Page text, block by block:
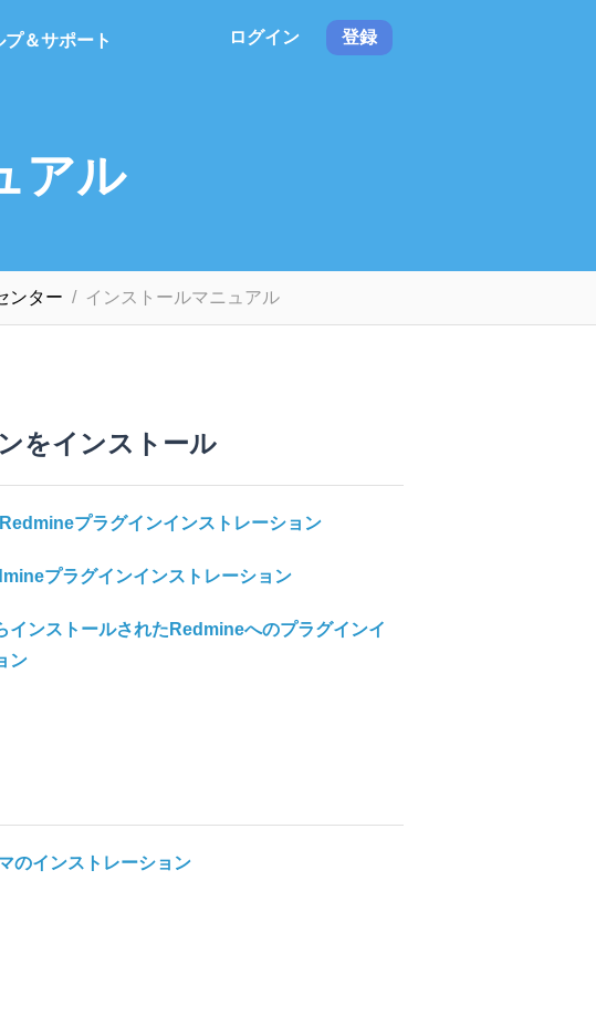
プ＆サポート ログイン 登録
アル
ンター インストールマニュアル
をインストール
プラグインインストレーション
プラグインインストレーション
インストールされたRedmineへのプラグインイ
ン
のインストレーション